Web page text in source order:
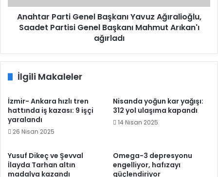
Genel
Başkanı
Mahmut
Anahtar Parti Genel Başkanı Yavuz Ağıralioğlu,
Saadet Partisi Genel Başkanı Mahmut Arıkan'ı
ağırladı
İlgili Makaleler
İzmir- Ankara hızlı tren
hattında iş kazası: 9 işçi
yaralandı
26 Nisan 2025
Nisanda yoğun kar yağışı:
312 yol ulaşıma kapandı
14 Nisan 2025
Yusuf Dikeç ve Şevval
İlayda Tarhan altın
madalya kazandı
Omega-3 depresyonu
engelliyor, hafızayı
güçlendiriyor